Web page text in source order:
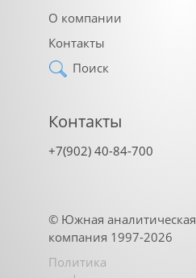
О компании
Контакты
Поиск
Контакты
+7(902) 40-84-700
© Южная аналитическая
компания 1997-2026
Политика